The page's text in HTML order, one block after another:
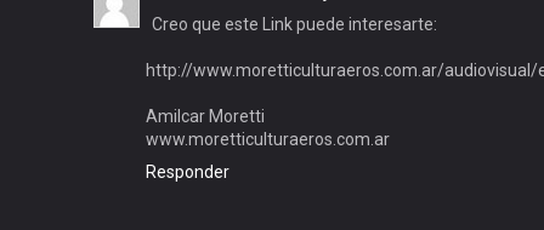
Creo que este Link puede interesarte:
http://www.moretticulturaeros.com.ar/
Amilcar Moretti
www.moretticulturaeros.com.ar
Responder